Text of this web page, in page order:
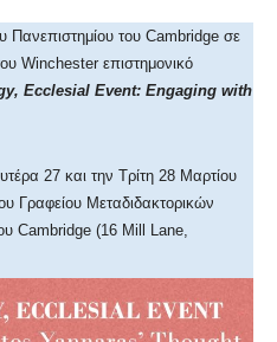
Πανεπιστημίου του Cambridge σε
Winchester επιστημονικό
Ecclesial Event: Engaging with
27 και την Τρίτη 28 Μαρτίου
Γραφείου Μεταδιδακτορικών
Cambridge (16 Mill Lane,